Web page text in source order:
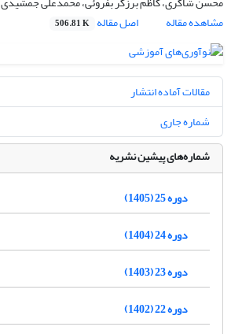
مشاهده مقاله
اصل مقاله 506.81 K
مقالات آماده انتشار
شماره جاری
شماره‌های پیشین نشریه
دوره 25 (1405)
دوره 24 (1404)
دوره 23 (1403)
دوره 22 (1402)